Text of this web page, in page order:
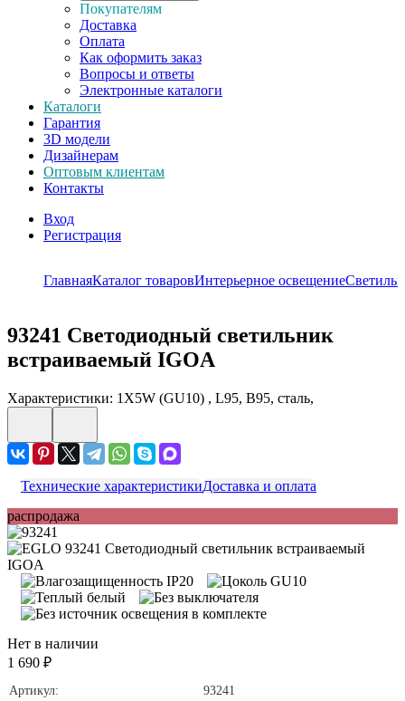
Покупателям
Доставка
Оплата
Как оформить заказ
Вопросы и ответы
Электронные каталоги
Каталоги
Гарантия
3D модели
Дизайнерам
Оптовым клиентам
Контакты
Вход
Регистрация
ГлавнаяКаталог товаровИнтерьерное освещение
93241 Светодиодный светильник
встраиваемый IGOA
Характеристики: 1X5W (GU10) , L95, B95, сталь,
Технические характеристикиДоставка и оплата
распродажа
Нет в наличии
1 690 ₽
Артикул: 93241